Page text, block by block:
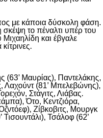
με κάποια δύσκολη φάση.
σκέψη το πέναλτι υπέρ του
και έβγαλε
(63’ Μαυρίας), Παντελάκης,
Λαχούντ (81’ Μπελεβώνης),
Στάγιτς, Λιάβας.
Ότο, Κεντζιόρα,
Ζίβκοβιτς, Μουργκ
Τισουντάλι), Τσάλοφ (62’